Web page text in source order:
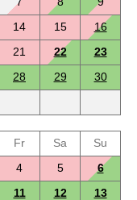
14 15
16
21 22
23
28 29
30
Fr Sa
Su
4 5
6
11 12
13